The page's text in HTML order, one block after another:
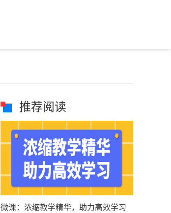
推荐阅读
微课：浓缩教学精华，助力高效学习